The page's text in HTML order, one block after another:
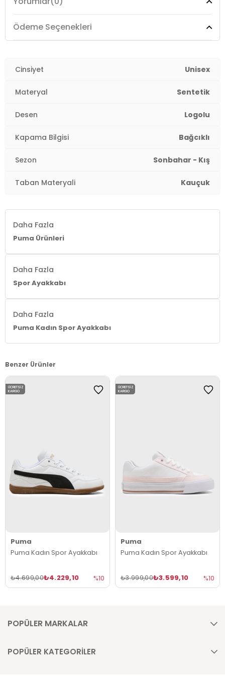
Topuk Boyu:
Topuk Tipi:Düz
Menşei:
Ödeme Seçenekleri
Cinsiyet Unisex
Materyal Sentetik
Desen Logolu
Kapama Bilgisi Bağcıklı
Sezon Sonbahar - Kış
Taban Materyali Kauçuk
Daha Fazla
Puma Ürünleri
Daha Fazla
Spor Ayakkabı
Daha Fazla
Puma Kadın Spor Ayakkabı
Benzer Ürünler
Puma
Puma Kadın Spor Ayakkabı
₺4.229,10
₺4.699,00 %10
ÜCRETSIZ
KARGO
Puma
Puma Kadın Spor Ayakkabı
₺3.599,10
₺3.999,00 %10
ÜCRETSIZ
KARGO
POPÜLER MARKALAR
POPÜLER KATEGORİLER